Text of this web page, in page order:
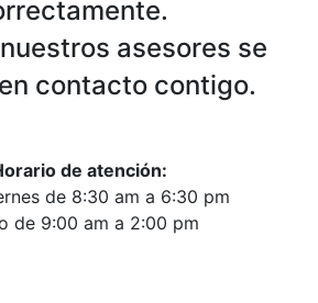
asesores se
contacto contigo.
de atención:
de 8:30 am a 6:30 pm
de 9:00 am a 2:00 pm